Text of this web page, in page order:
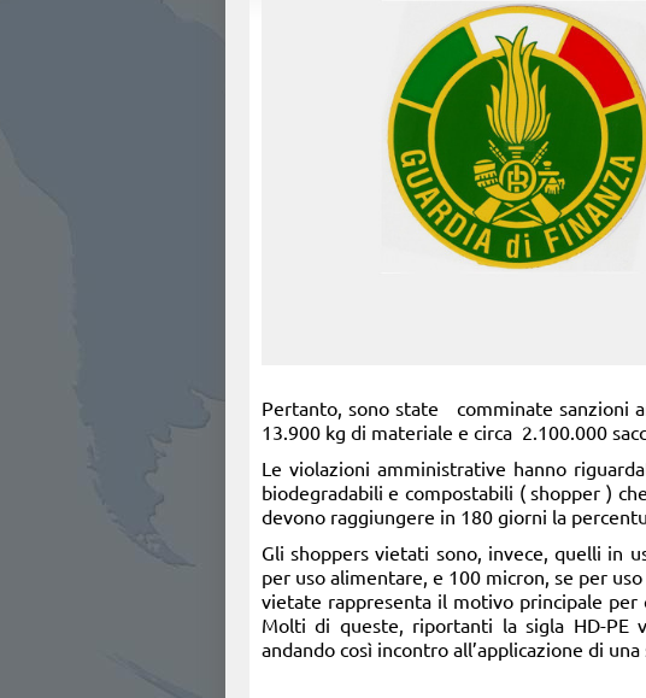
Pertanto, sono state comminate
13.900 kg di materiale e circa 2.100.000
Le violazioni amministrative hanno
biodegradabili e compostabili ( shopper )
devono raggiungere in 180 giorni la
Gli shoppers vietati sono, invece, quelli in
per uso alimentare, e 100 micron, se per
vietate rappresenta il motivo principale
Molti di queste, riportanti la sigla HD-PE
andando così incontro all’applicazione di